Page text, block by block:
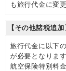
も旅行代金に変
【その他諸税追加
旅行代金に以下
が必要となります
航空保険特別料金